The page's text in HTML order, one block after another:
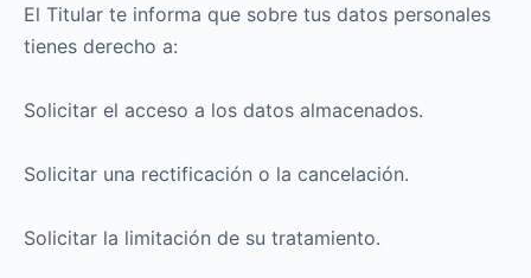
El Titular te informa que sobre tus datos personales
tienes derecho a:
Solicitar el acceso a los datos almacenados.
Solicitar una rectificación o la cancelación.
Solicitar la limitación de su tratamiento.